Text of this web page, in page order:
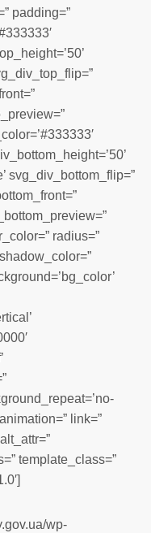
padding=”
svg_div_bottom_flip=”
radius=”
link=”
template_class=”
wp-